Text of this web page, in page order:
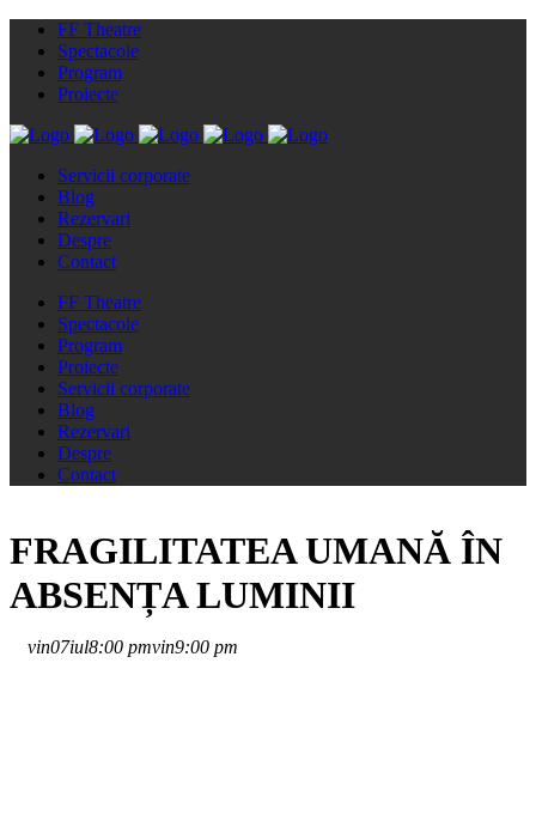
FF Theatre
Spectacole
Program
Proiecte
Servicii corporate
Blog
Rezervari
Despre
Contact
FF Theatre
Spectacole
Program
Proiecte
Servicii corporate
Blog
Rezervari
Despre
Contact
FRAGILITATEA UMANĂ ÎN
ABSENȚA LUMINII
vin07iul8:00 pmvin9:00 pm